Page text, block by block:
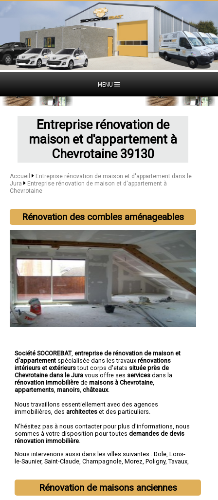
MENU
Entreprise rénovation de
maison et d'appartement à
Chevrotaine 39130
Accueil
Entreprise rénovation de maison et d'appartement dans le
Jura
Entreprise rénovation de maison et d'appartement à
Chevrotaine
Rénovation des combles aménageables
Société SOCOREBAT, entreprise de rénovation de maison et
d'appartement spécialisée dans les travaux rénovations
intérieurs et extérieurstout corps d'etats située près de
Chevrotaine dans le Jura vous offre ses services dans la
rénovation immobilière de maisons à Chevrotaine
appartements manoirs châteaux.
Nous travaillons essentiellement avec des agences
immobilières, des architectes et des particuliers.
N'hésitez pas à nous contacter pour plus d'informations, nous
sommes à votre disposition pour toutes demandes de devis
rénovation immobilière
Nous intervenons aussi dans les villes suivantes : Dole, Lons-
le-Saunier, Saint-Claude, Champagnole, Morez, Poligny, Tavaux,
Rénovation de maisons anciennes